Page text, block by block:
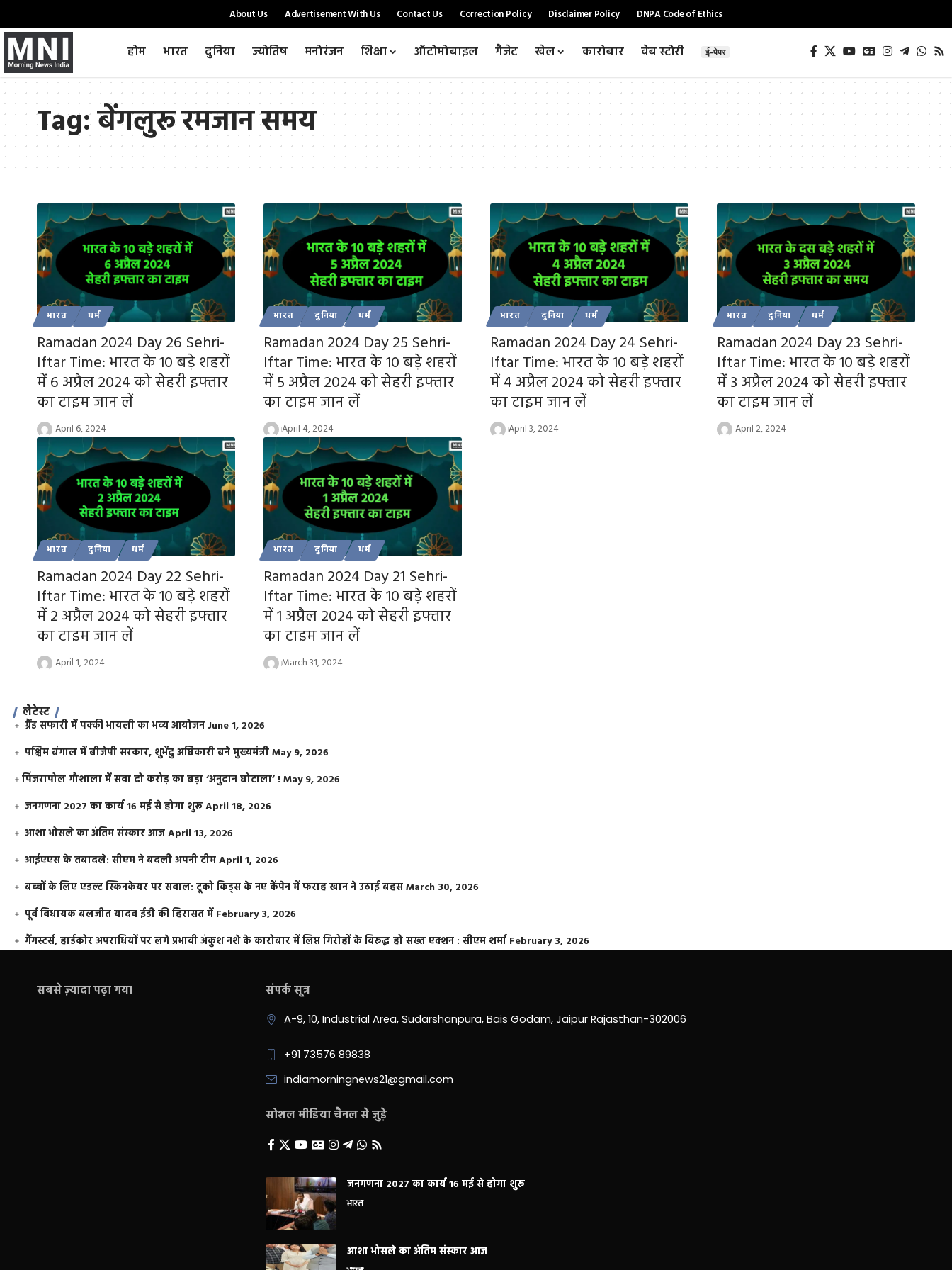
About Us Advertisement With Us Contact Us Correction Policy Disclaimer Policy DNPA Code of Ethics
होम भारत दुनिया ज्योतिष मनोरंजन शिक्षा ऑटोमोबाइल गैजेट खेल कारोबार वेब स्टोरी ई-पेपर
Tag:बेंगलुरू रमजान समय
भारत धर्म
Ramadan 2024 Day 26 Sehri-
Iftar Time: भारत के 10 बड़े शहरों
में 6 अप्रैल 2024 को सेहरी इफ्तार
का टाइम जान लें
April 6, 2024
भारत दुनिया धर्म
Ramadan 2024 Day 25 Sehri-
Iftar Time: भारत के 10 बड़े शहरों
में 5 अप्रैल 2024 को सेहरी इफ्तार
का टाइम जान लें
April 4, 2024
भारत दुनिया धर्म
Ramadan 2024 Day 24 Sehri-
Iftar Time: भारत के 10 बड़े शहरों
में 4 अप्रैल 2024 को सेहरी इफ्तार
का टाइम जान लें
April 3, 2024
भारत दुनिया धर्म
Ramadan 2024 Day 23 Sehri-
Iftar Time: भारत के 10 बड़े शहरों
में 3 अप्रैल 2024 को सेहरी इफ्तार
का टाइम जान लें
April 2, 2024
भारत दुनिया धर्म
Ramadan 2024 Day 22 Sehri-
Iftar Time: भारत के 10 बड़े शहरों
में 2 अप्रैल 2024 को सेहरी इफ्तार
का टाइम जान लें
April 1, 2024
भारत दुनिया धर्म
Ramadan 2024 Day 21 Sehri-
Iftar Time: भारत के 10 बड़े शहरों
में 1 अप्रैल 2024 को सेहरी इफ्तार
का टाइम जान लें
March 31, 2024
लेटेस्ट
ग्रैंड सफारी में पक्की भायली का भव्य आयोजन June 1, 2026
पश्चिम बंगाल में बीजेपी सरकार, शुभेंदु अधिकारी बने मुख्यमंत्रीMay 9, 2026
​पिंजरापोल गौशाला में सवा दो करोड़ का बड़ा ‘अनुदान घोटाला’ !May 9, 2026
जनगणना 2027 का कार्य 16 मई से होगा शुरूApril 18, 2026
आशा भोसले का अंतिम संस्कार आजApril 13, 2026
आईएएस के तबादले: सीएम ने बदली अपनी टीमApril 1, 2026
बच्चों के लिए एडल्ट स्किनकेयर पर सवाल: टूको किड्स के नए कैंपेन में फराह खान ने उठाई बहसMarch 30, 2026
पूर्व विधायक बलजीत यादव ईडी की हिरासत में February 3, 2026
गैंगस्टर्स, हार्डकोर अपराधियों पर लगे प्रभावी अंकुश नशे के कारोबार में लिप्त गिरोहों के विरूद्ध हो सख्त एक्शन : सीएम शर्मा February 3, 2026
सबसे ज़्यादा पढ़ा गया संपर्क सूत्र
A-9, 10, Industrial Area, Sudarshanpura, Bais Godam, Jaipur Rajasthan-302006
+91 73576 89838
indiamorningnews21@gmail.com
सोशल मीडिया चैनल से जुड़े
जनगणना 2027 का कार्य 16 मई से होगा शुरू
भारत
आशा भोसले का अंतिम संस्कार आज